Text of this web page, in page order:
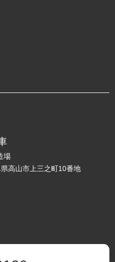
場
高山市上三之町10番地